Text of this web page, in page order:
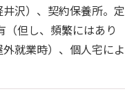
沢）、契約保養所。定
但し、頻繁にはあり
就業時）、個人宅によ